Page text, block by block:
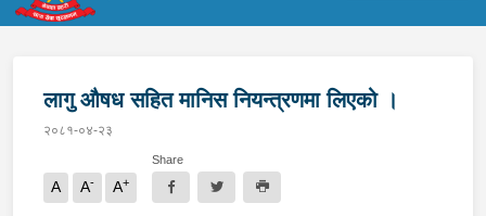
लागु औषध सहित मानिस नियन्त्रणमा लिएको ।
२०८१-०४-२३
A A- A+
Share